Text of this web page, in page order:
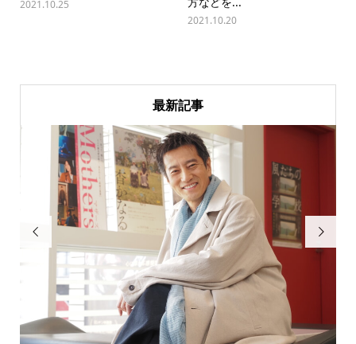
2021.10.25
2021.10.20
最新記事
 